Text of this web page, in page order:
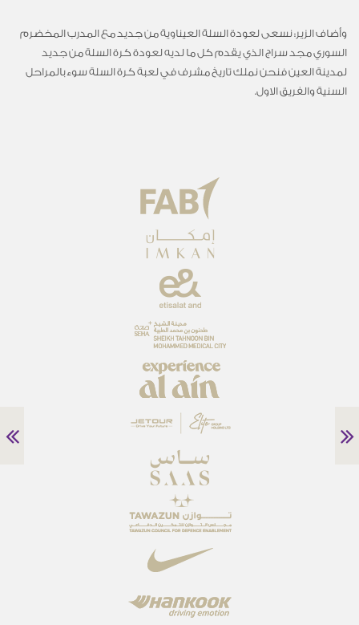
وأضاف الزير: نسعى لعودة السلة العيناوية من جديد مع المدرب المخضرم
السوري مجد سراج الذي يقدم كل ما لديه لعودة كرة السلة من جديد
لمدينة العين فنحن نملك تاريخ مشرف في لعبة كرة السلة سوء بالمراحل
السنية والفريق الاول.